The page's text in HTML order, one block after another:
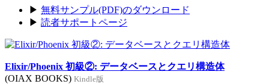
▶ 無料サンプル(PDF)のダウンロード
▶ 読者サポートページ
Elixir/Phoenix 初級②: データベースとクエリ構造体
(OIAX BOOKS) Kindle版